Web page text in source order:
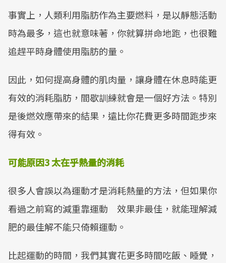
事實上，人類利用脂肪作為主要燃料，是以靜態活動
時為最多，這也就意味著，你就算拼命地跑，也很難
追趕平時身體使用脂肪的量。
因此，如何提高身體的肌肉量，讓身體在休息時能更
有效的消耗脂肪，間歇訓練就會是一個好方法。特別
是後燃效應帶來的結果，遠比你花費更多時間跑步來
得有效。
可能原因3 太在乎熱量的消耗
很多人會誤以為運動才是消耗熱量的方法，但如果你
看過之前寫的減重靠運動 效果非最佳，就能理解減
肥的最佳解不能只倚賴運動。
比起運動的時間，我們其實花更多時間吃飯、睡覺，